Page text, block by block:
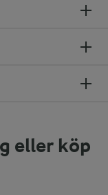
eller köp